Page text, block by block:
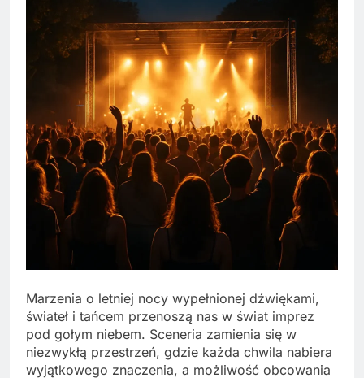
Marzenia o letniej nocy wypełnionej dźwiękami,
świateł i tańcem przenoszą nas w świat imprez
pod gołym niebem. Sceneria zamienia się w
niezwykłą przestrzeń, gdzie każda chwila nabiera
wyjątkowego znaczenia, a możliwość obcowania